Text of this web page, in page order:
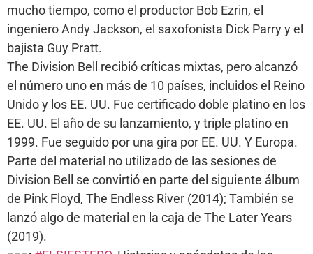
mucho tiempo, como el productor Bob Ezrin, el
ingeniero Andy Jackson, el saxofonista Dick Parry y el
bajista Guy Pratt.
The Division Bell recibió críticas mixtas, pero alcanzó
el número uno en más de 10 países, incluidos el Reino
Unido y los EE. UU. Fue certificado doble platino en los
EE. UU. El año de su lanzamiento, y triple platino en
1999. Fue seguido por una gira por EE. UU. Y Europa.
Parte del material no utilizado de las sesiones de
Division Bell se convirtió en parte del siguiente álbum
de Pink Floyd, The Endless River (2014); También se
lanzó algo de material en la caja de The Later Years
(2019).